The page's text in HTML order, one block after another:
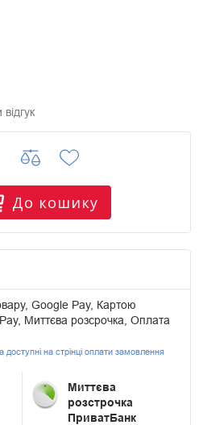
До кошику
Google Pay, Картою
Миттєва розсрочка, Оплата
на стрінці оплати замовлення
Миттєва
розстрочка
ПриватБанк